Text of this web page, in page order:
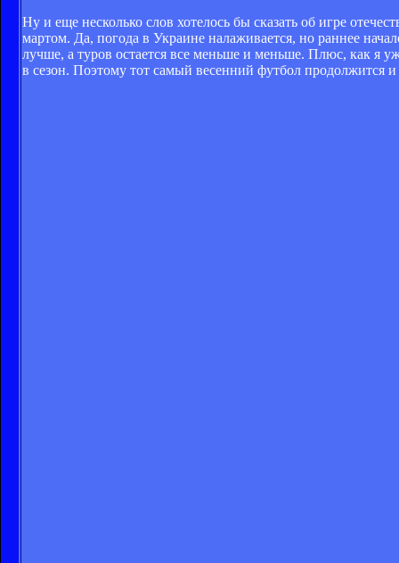
Ну и еще несколько слов хотелось бы сказать об игре
мартом. Да, погода в Украине налажива­ется, но раннее
лучше, а туров остает­ся все меньше и меньше. Плюс, как я
в сезон. Поэтому тот самый весенний футбол продолжится